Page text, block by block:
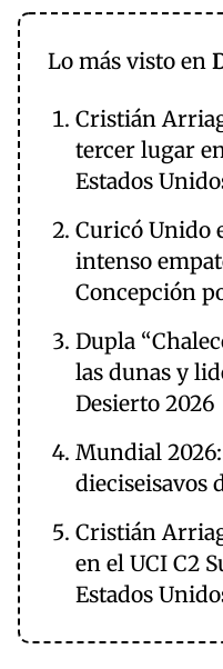
Lo más visto en
Cristián
tercer lugar
Estados
Curicó Unido
intenso
Concepción
Dupla
las dunas y
Desierto 2026
Mundial
dieciseisavos
Cristián
en el UCI C2
Estados